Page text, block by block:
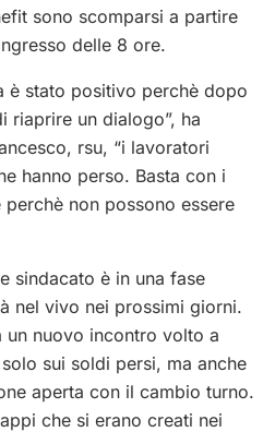
sono scomparsi a partire
delle 8 ore.
è stato positivo perchè dopo
riaprire un dialogo”, ha
rsu, “i lavoratori
hanno perso. Basta con i
non possono essere
sindacato è in una fase
nel vivo nei prossimi giorni.
un nuovo incontro volto a
sui soldi persi, ma anche
aperta con il cambio turno.
che si erano creati nei